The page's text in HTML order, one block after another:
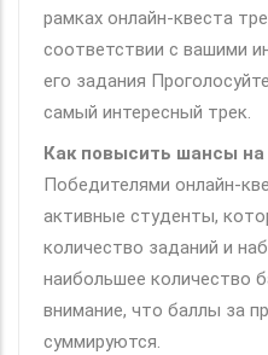
рамках онлайн-квеста
соответствии с вашими
его задания
самый интересный трек.
Как повысить шансы на
Победителями онлайн-
активные студенты,
количество заданий и
наибольшее количество
внимание, что баллы за
суммируются.